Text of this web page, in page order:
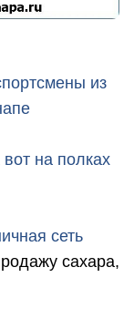
из
вот на полках
сеть
сахара,